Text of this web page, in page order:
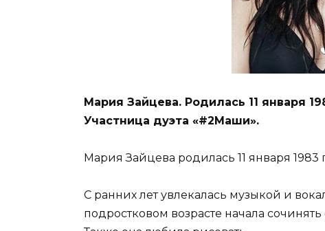
Мария Зайцева. Родилась 11 января
Участница дуэта «#2Маши».
Мария Зайцева родилась 11 января 1983
С ранних лет увлекалась музыкой и
подростковом возрасте начала